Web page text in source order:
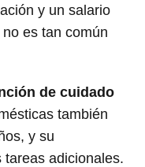
y un salario
es tan común
de cuidado
también
y su
tareas adicionales.